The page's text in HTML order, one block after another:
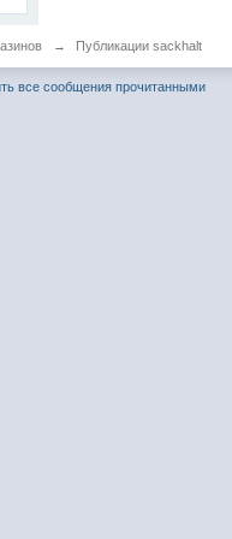
→ Публикации sackhalt
все сообщения прочитанными